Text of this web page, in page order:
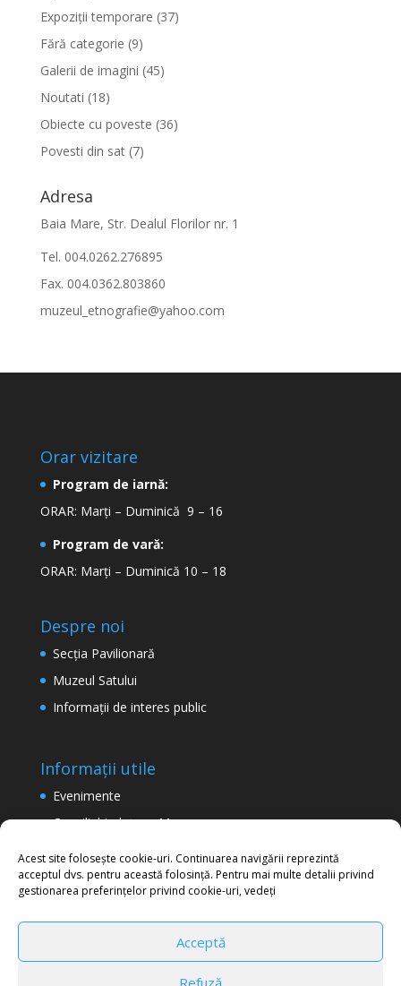
Acest site folosește cookie-uri. Continuarea navigării reprezintă
acceptul dvs. pentru această folosință. Pentru mai multe detalii privind
gestionarea preferințelor privind cookie-uri, vedeți
Acceptă
Refuză
Expoziții temporare (37)
Fără categorie (9)
Galerii de imagini (45)
Noutati (18)
Obiecte cu poveste (36)
Povesti din sat(7)
Adresa
Baia Mare, Str. Dealul Florilor nr. 1
Tel. 004.0262.276895
Fax. 004.0362.803860
muzeul_etnografie@yahoo.com
Orar vizitare
Program de iarnă:
ORAR: Marți – Duminică 9 – 16
Program de vară:
ORAR: Marți – Duminică 10 – 18
Despre noi
Secţia Pavilionară
Muzeul Satului
Informaţii de interes public
Informații utile
Evenimente
Consiliul Județean Maramureș
Termeni şi condiţii de utilizare a site-ului
Politica de confidențialitate